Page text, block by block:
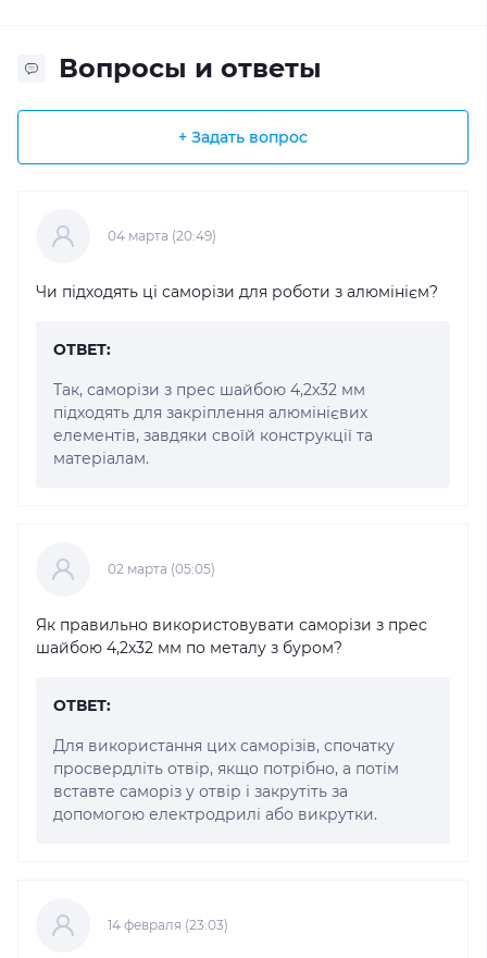
Вопросы и ответы
+ Задать вопрос
04 марта (20:49)
Чи підходять ці саморізи для роботи з алюмінієм?
ОТВЕТ:
Так, саморізи з прес шайбою 4,2x32 мм
підходять для закріплення алюмінієвих
елементів, завдяки своїй конструкції та
матеріалам.
02 марта (05:05)
Як правильно використовувати саморізи з прес
шайбою 4,2x32 мм по металу з буром?
ОТВЕТ:
Для використання цих саморізів, спочатку
просвердліть отвір, якщо потрібно, а потім
вставте саморіз у отвір і закрутіть за
допомогою електродрилі або викрутки.
14 февраля (23:03)